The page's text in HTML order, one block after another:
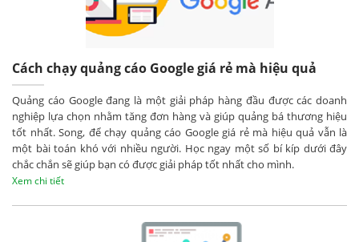
Cách chạy quảng cáo Google giá rẻ mà hiệu quả
Quảng cáo Google đang là một giải pháp hàng đầu được các doanh
nghiệp lựa chọn nhằm tăng đơn hàng và giúp quảng bá thương hiệu
tốt nhất. Song, để chạy quảng cáo Google giá rẻ mà hiệu quả vẫn là
một bài toán khó với nhiều người. Học ngay một số bí kíp dưới đây
chắc chắn sẽ giúp bạn có được giải pháp tốt nhất cho mình.
Xem chi tiết